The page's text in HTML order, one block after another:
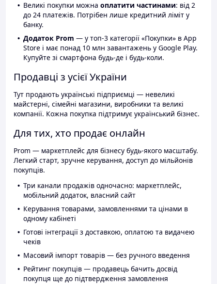
Великі покупки можна оплатити частинами: від 2
до 24 платежів. Потрібен лише кредитний ліміт у
банку.
Додаток Prom — у топ-3 категорії «Покупки» в App
Store і має понад 10 млн завантажень у Google Play.
Купуйте зі смартфона будь-де і будь-коли.
Продавці з усієї України
Тут продають українські підприємці — невеликі
майстерні, сімейні магазини, виробники та великі
компанії. Кожна покупка підтримує український бізнес.
Для тих, хто продає онлайн
Prom — маркетплейс для бізнесу будь-якого масштабу.
Легкий старт, зручне керування, доступ до мільйонів
покупців.
Три канали продажів одночасно: маркетплейс,
мобільний додаток, власний сайт
Керування товарами, замовленнями та цінами в
одному кабінеті
Готові інтеграції з доставкою, оплатою та видачею
чеків
Масовий імпорт товарів — без ручного введення
Рейтинг покупців — продавець бачить досвід
покупця ще до підтвердження замовлення